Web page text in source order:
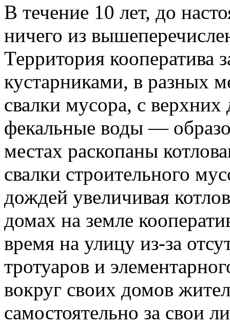
В течение 10 лет, до
ничего из
Территория кооператива
кустарниками, в разных
свалки мусора, с
фекальные воды —
местах раскопаны
свалки строительного
дождей увеличивая
домах на земле
время на улицу из-за
тротуаров и
вокруг своих домов
самостоятельно за свои